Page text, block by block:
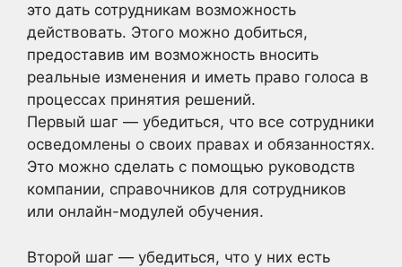
это дать сотрудникам возможность
действовать. Этого можно добиться,
предоставив им возможность вносить
реальные изменения и иметь право голоса в
процессах принятия решений.
Первый шаг — убедиться, что все сотрудники
осведомлены о своих правах и обязанностях.
Это можно сделать с помощью руководств
компании, справочников для сотрудников
или онлайн-модулей обучения.
Второй шаг — убедиться, что у них есть